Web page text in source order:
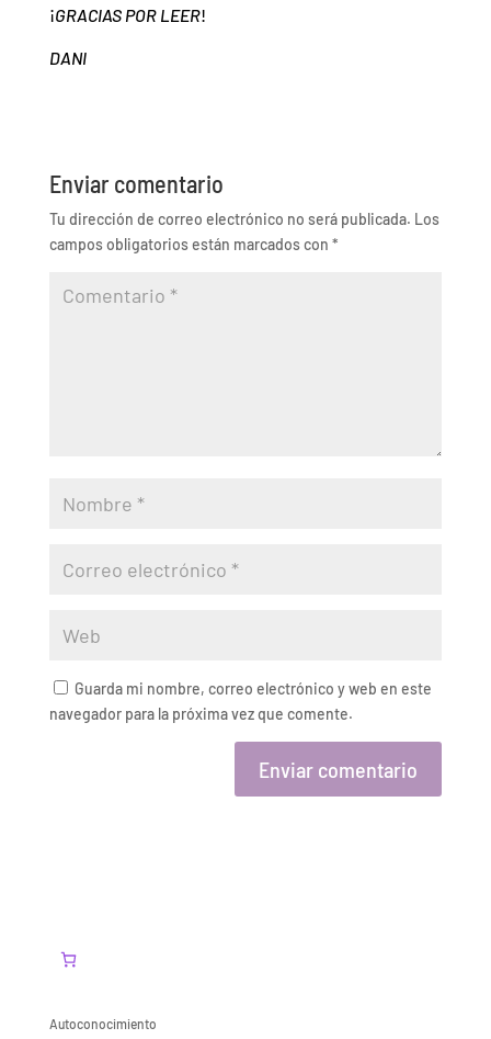
¡GRACIAS POR LEER!
DANI
Enviar comentario
Tu dirección de correo electrónico no será publicada. Los
campos obligatorios están marcados con *
Guarda mi nombre, correo electrónico y web en este
navegador para la próxima vez que comente.
Autoconocimiento